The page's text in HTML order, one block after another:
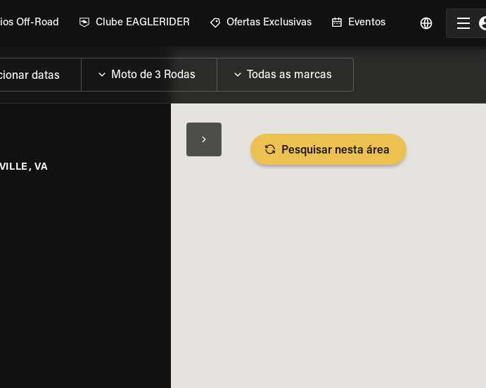
Off-Road Clube EAGLERIDER Ofertas Exclusivas Eventos
datas
VA
DA MOTO
Pesquisar nesta área